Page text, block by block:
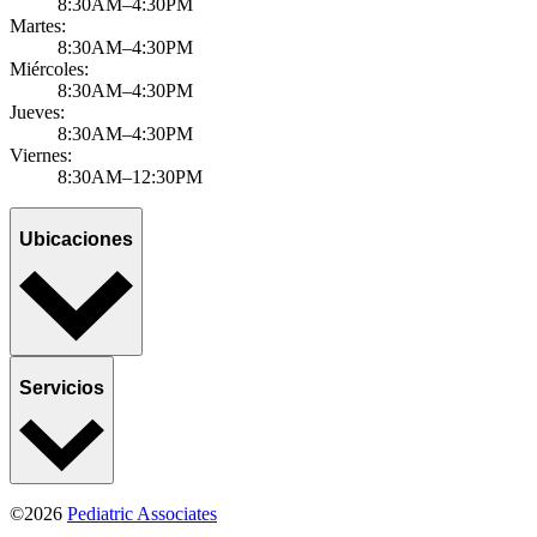
Martes:
8:30AM–4:30PM
Miércoles:
8:30AM–4:30PM
Jueves:
8:30AM–4:30PM
Viernes:
8:30AM–12:30PM
Ubicaciones
Servicios
©2026 Pediatric Associates